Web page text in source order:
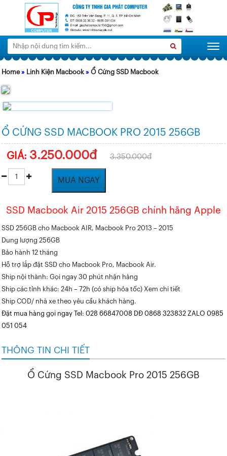
Tìm
kiếm:
Home» Linh Kiện Macbook » Ổ Cứng SSD Macbook
Ổ CỨNG SSD MACBOOK PRO 2015 256GB
GIÁ: 3.250.000đ 3.350.000đ
MUA NGAY
SSD Macbook Air 2015 256GB chính hãng Apple
SSD 256GB cho Macbook AIR, Macbook Pro 2013 – 2015
Dung lượng 256GB
Bảo hành 12 tháng
Hỗ trợ lắp đặt SSD cho Macbook Pro, Macbook Air.
Ship nội thành: Gọi ngay 30 phút nhận hàng
Ship các tỉnh khác: 24h – 72h (có ship hỏa tốc) Xem chi tiết
Ship COD/ nhà xe theo yêu cầu khách hàng.
Đặt mua hàng gọi ngay Tel: 028 66847008 DĐ 0868 323832 ZALO 0985
051 054
THÔNG TIN CHI TIẾT
Ổ Cứng SSD Macbook Pro 2015 256GB